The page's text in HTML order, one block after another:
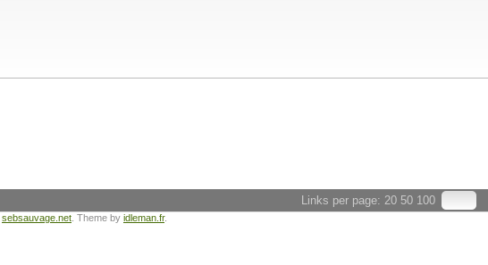
Links per page: 20 50 100
sebsauvage.net . Theme by idleman.fr.